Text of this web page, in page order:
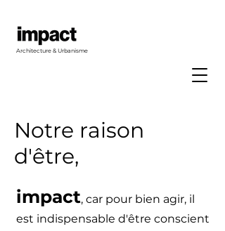
Architecture & Urbanisme
Notre raison
d'être,
impact, car pour bien agir, il
est indispensable d'être conscient